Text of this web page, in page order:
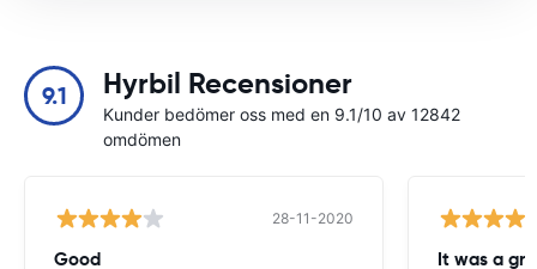
9.1 Hyrbil Recensioner
Kunder bedömer oss med en 9.1/10 av 12842
omdömen
28-11-2020
Good